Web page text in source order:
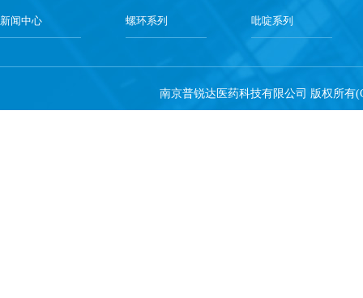
新闻中心 螺环系列 吡啶系列
南京普锐达医药科技有限公司 版权所有